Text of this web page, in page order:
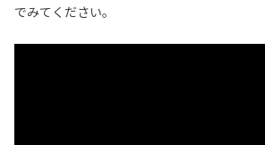
でみてください。